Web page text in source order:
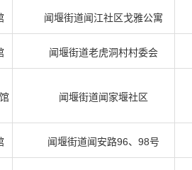
闻堰街道闻江社区戈雅公寓
闻堰街道老虎洞村村委会
闻堰街道闻家堰社区
闻堰街道闻安路96、98号